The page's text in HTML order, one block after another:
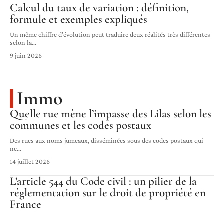
Calcul du taux de variation : définition,
formule et exemples expliqués
Un même chiffre d’évolution peut traduire deux réalités très différentes
selon la…
9 juin 2026
Immo
Quelle rue mène l’impasse des Lilas selon les
communes et les codes postaux
Des rues aux noms jumeaux, disséminées sous des codes postaux qui
ne…
14 juillet 2026
L’article 544 du Code civil : un pilier de la
réglementation sur le droit de propriété en
France